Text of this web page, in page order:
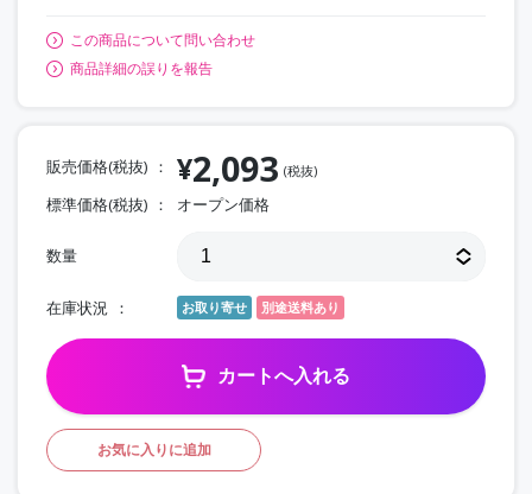
この商品について問い合わせ
商品詳細の誤りを報告
販売価格(税抜) ¥2,093 (税抜)
標準価格(税抜) オープン価格
数量
在庫状況 お取り寄せ 別途送料あり
カートへ入れる
お気に入りに追加